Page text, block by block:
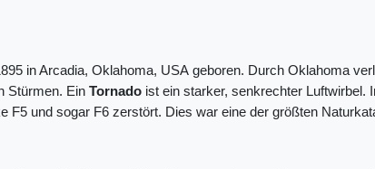
in Arcadia, Oklahoma, USA geboren. Durch Oklahoma
Stürmen. Ein Tornado ist ein starker, senkrechter Luftwirbel.
F5 und sogar F6 zerstört. Dies war eine der größten